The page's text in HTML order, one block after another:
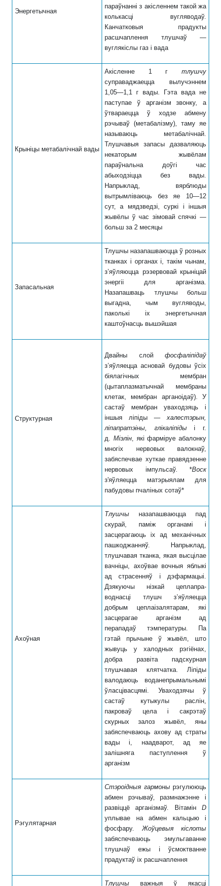
Энергетычная
параўнанні з акісленнем такой жа
колькасці вугляводаў.
Канчатковыя прадукты
расшчаплення тлушчаў —
вуглякіслы газ і вада
Крыніцы метабалічнай вады
Акісленне 1 г тлушчу
суправаджаецца вылучэннем
1,05—1,1 г вады. Гэта вада не
паступае ў арганізм звонку, а
ўтвараецца ў ходзе абмену
рэчываў (метабалізму), таму яе
называюць метабалічнай.
Тлушчавыя запасы дазваляюць
некаторым жывёлам
параўнальна доўгі час
абыходзіцца без вады.
Напрыклад, вярблюды
вытрымліваюць без яе 10—12
сут, а мя­дзведзі, суркі і іншыя
жывёлы ў час зімовай спячкі —
больш за 2 месяцы
Запасальная
Тлушчы назапашваюцца ў розных
тканках і органах і, такім чынам,
з’яўляюцца рэзервовай крыніцай
энергіі для арганізма.
Назапашваць тлушчы больш
выгадна, чым вугляводы,
паколькі іх энергетычная
каштоўнасць вышэйшая
Структурная
Двайны слой фосфаліпідаў
з’яўляецца асновай будовы ўсіх
біялагічных мембран
(цытаплазматычнай мембраны
клетак, мембран арганоідаў). У
састаў мембран уваходзяць і
іншыя ліпіды — халестэрын,
ліпапратэіны, глікаліпідыі г.
д. Міэлін, які фарміруе абалонку
многіх нервовых валокнаў,
забяспечвае хуткае правядзенне
нервовых імпульсаў. *Воск
з'яўляецца матэрыялам для
пабудовы пчаліных сотаў*
Ахоўная
Тлушчы назапашваюцца пад
скурай, паміж органамі і
засцерагаюць іх ад механічных
пашкоджанняў. Напрыклад,
тлушчавая тканка, якая высцілае
вачніцы, ахоўвае вочныя яблыкі
ад страсенняў і дэфармацыі.
Дзякуючы нізкай цеплапра­
воднасці тлушч з’яўляецца
добрым цеплаізалятарам, які
засцерагае арганізм ад
перападаў тэмпературы. Па
гэтай прычыне ў жывёл, што
жывуць у халодных рэгіёнах,
добра развіта падскурная
тлушчавая клятчатка. Ліпіды
валодаюць воданепрымальнымі
ўласцівасцямі. Уваходзячы ў
састаў кутыкулы раслін,
пакроваў цела і сакрэтаў
скурных залоз жывёл, яны
забяспечваюць ахову ад страты
вады і, наадварот, ад яе
залішняга паступлення ў
арганізм
Рэгулятарная
Стэроідныя гармонырэгулююць
абмен рэчываў, размнажэнне і
развіццё арганізмаў. Вітамін D
уплывае на абмен кальцыю і
фосфару. Жоўцевыя кіслоты
забяспечваюць эмульгаванне
тлушчаў ежы і ўсмоктванне
прадуктаў іх расшчаплення
Тлушчы важныя ў якасці